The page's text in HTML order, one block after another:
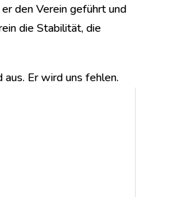
den Verein geführt und
die Stabilität, die
Er wird uns fehlen.